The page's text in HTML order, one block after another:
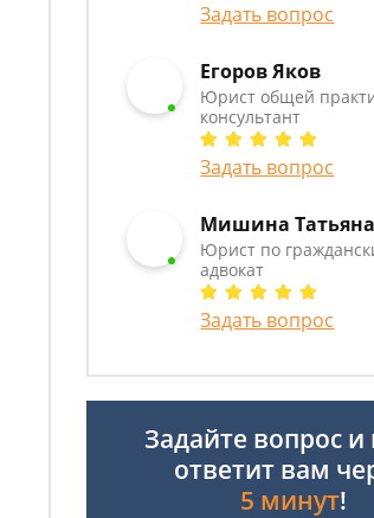
Задать вопрос
Егоров Яков
Юрист общей
консультант
Задать вопрос
Мишина Татьяна
Юрист по
адвокат
Задать вопрос
Задайте вопрос
ответит вам
5 минут!